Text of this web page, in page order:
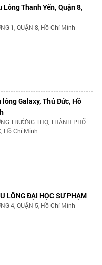
Lông Thanh Yến, Quận 8,
1, QUẬN 8, Hồ Chí Minh
lông Galaxy, Thủ Đức, Hồ
TRƯỜNG THỌ, THÀNH PHỐ
Hồ Chí Minh
LÔNG ĐẠI HỌC SƯ PHẠM
4, QUẬN 5, Hồ Chí Minh